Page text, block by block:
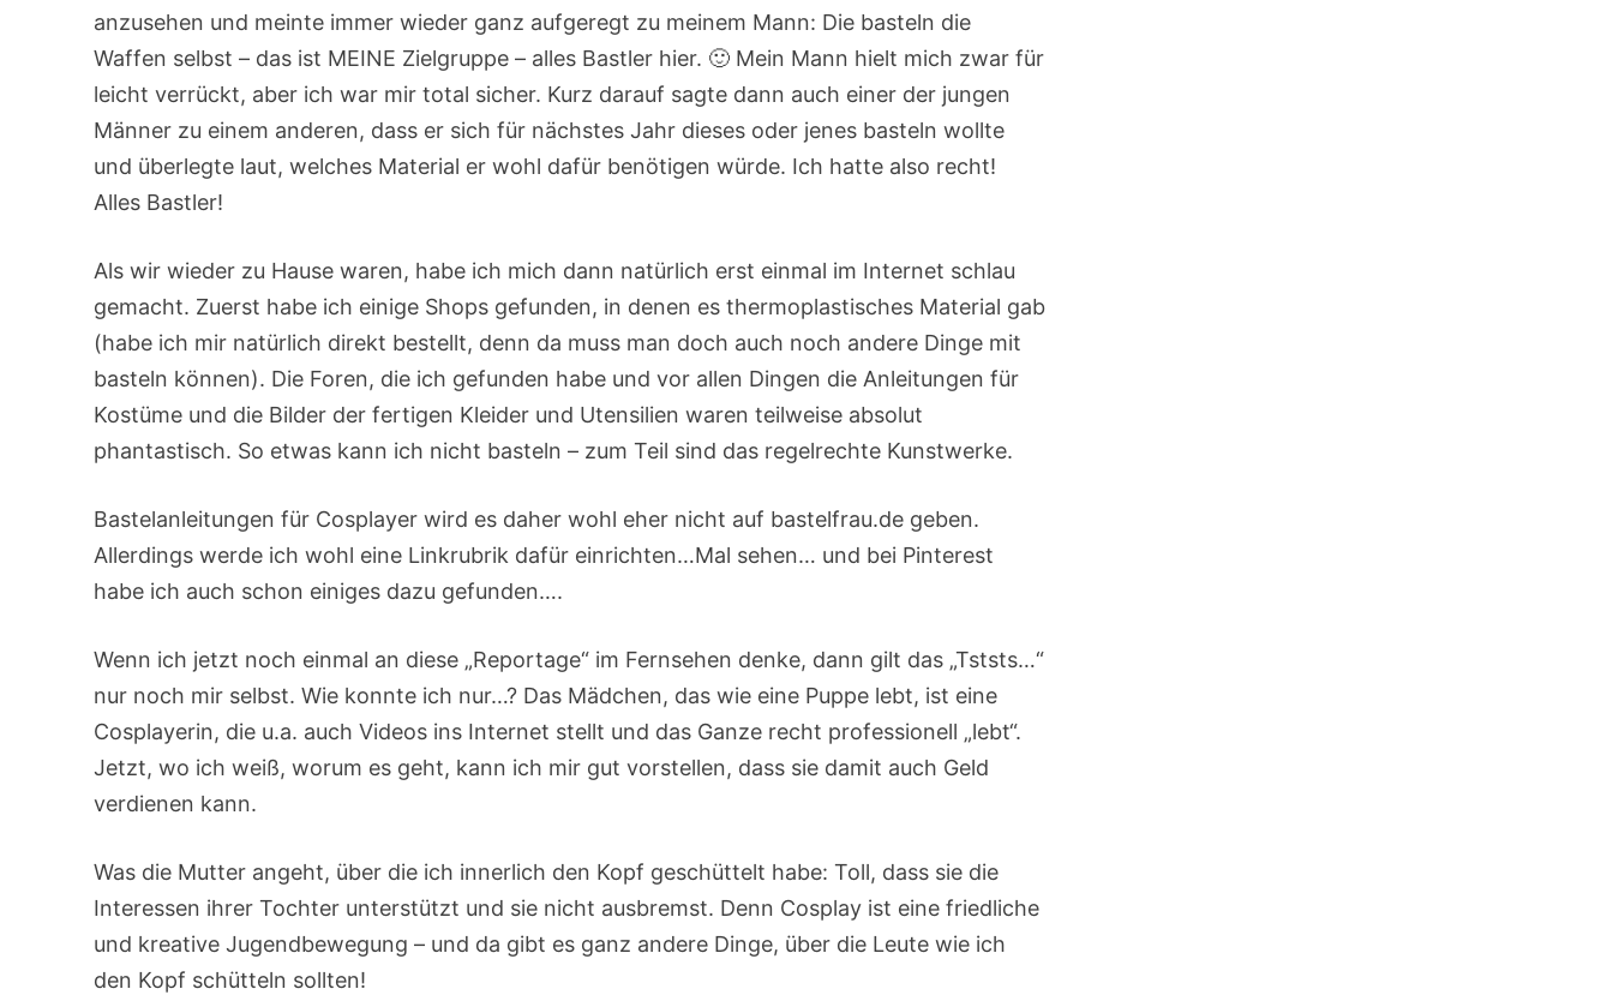
anzusehen und meinte immer wieder ganz aufgeregt zu meinem Mann: Die basteln die
Waffen selbst – das ist MEINE Zielgruppe – alles Bastler hier. 🙂 Mein Mann hielt mich zwar für
leicht verrückt, aber ich war mir total sicher. Kurz darauf sagte dann auch einer der jungen
Männer zu einem anderen, dass er sich für nächstes Jahr dieses oder jenes basteln wollte
und überlegte laut, welches Material er wohl dafür benötigen würde. Ich hatte also recht!
Alles Bastler!
Als wir wieder zu Hause waren, habe ich mich dann natürlich erst einmal im Internet schlau
gemacht. Zuerst habe ich einige Shops gefunden, in denen es thermoplastisches Material gab
(habe ich mir natürlich direkt bestellt, denn da muss man doch auch noch andere Dinge mit
basteln können). Die Foren, die ich gefunden habe und vor allen Dingen die Anleitungen für
Kostüme und die Bilder der fertigen Kleider und Utensilien waren teilweise absolut
phantastisch. So etwas kann ich nicht basteln – zum Teil sind das regelrechte Kunstwerke.
Bastelanleitungen für Cosplayer wird es daher wohl eher nicht auf bastelfrau.de geben.
Allerdings werde ich wohl eine Linkrubrik dafür einrichten…Mal sehen… und bei Pinterest
habe ich auch schon einiges dazu gefunden….
Wenn ich jetzt noch einmal an diese „Reportage“ im Fernsehen denke, dann gilt das „Tststs…“
nur noch mir selbst. Wie konnte ich nur…? Das Mädchen, das wie eine Puppe lebt, ist eine
Cosplayerin, die u.a. auch Videos ins Internet stellt und das Ganze recht professionell „lebt“.
Jetzt, wo ich weiß, worum es geht, kann ich mir gut vorstellen, dass sie damit auch Geld
verdienen kann.
Was die Mutter angeht, über die ich innerlich den Kopf geschüttelt habe: Toll, dass sie die
Interessen ihrer Tochter unterstützt und sie nicht ausbremst. Denn Cosplay ist eine friedliche
und kreative Jugendbewegung – und da gibt es ganz andere Dinge, über die Leute wie ich
den Kopf schütteln sollten!